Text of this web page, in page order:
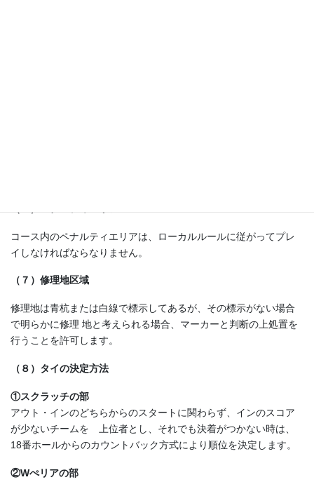
コース内のペナルティエリアは、ローカルルールに従がってプレ
イしなければならなりません。
（７）修理地区域
修理地は青杭または白線で標示してあるが、その標示がない場合
で明らかに修理 地と考えられる場合、マーカーと判断の上処置を
行うことを許可します。
（８）タイの決定方法
①スクラッチの部
アウト・インのどちらからのスタートに関わらず、インのスコア
が少ないチームを 上位者とし、それでも決着がつかない時は、
18番ホールからのカウントバック方式により順位を決定します。
②Wぺリアの部